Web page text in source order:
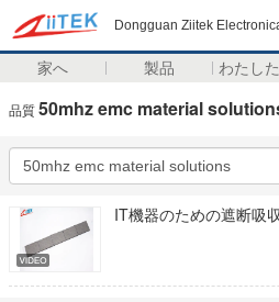
Dongguan Ziitek
家へ 製品 わたし
品質 50mhz emc material
IT機器のための遮断吸